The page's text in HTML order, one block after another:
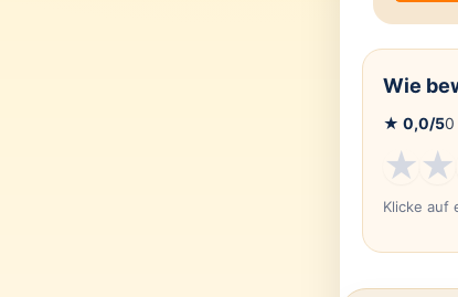
Wie
★ 0,0/50
★★
Klicke auf